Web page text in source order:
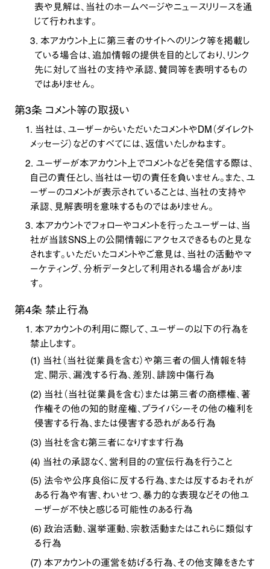
表や見解は、当社のホームページやニュースリリースを通
じて行われます。
3. 本アカウント上に第三者のサイトへのリンク等を掲載し
ている場合は、追加情報の提供を目的としており、リンク
先に対して当社の支持や承認、賛同等を表明するもの
ではありません。
第3条 コメント等の取扱い
1. 当社は、ユーザーからいただいたコメントやDM（ダイレクト
メッセージ）などのすべてには、返信いたしかねます。
2. ユーザーが本アカウント上でコメントなどを発信する際は、
自己の責任とし、当社は一切の責任を負いません。また、ユ
ーザーのコメントが表示されていることは、当社の支持や
承認、見解表明を意味するものではありません。
3. 本アカウントでフォローやコメントを行ったユーザーは、当
社が当該SNS上の公開情報にアクセスできるものと見な
されます。いただいたコメントやご意見は、当社の活動やマ
ーケティング、分析データとして利用される場合がありま
す。
第4条 禁止行為
1. 本アカウントの利用に際して、ユーザーの以下の行為を
禁止します。
(1) 当社（当社従業員を含む）や第三者の個人情報を特
定、開示、漏洩する行為、差別、誹謗中傷行為
(2) 当社（当社従業員を含む）または第三者の商標権、著
作権その他の知的財産権、プライバシーその他の権利を
侵害する行為、または侵害する恐れがある行為
(3) 当社を含む第三者になりすます行為
(4) 当社の承認なく、営利目的の宣伝行為を行うこと
(5) 法令や公序良俗に反する行為、または反するおそれが
ある行為や有害、わいせつ、暴力的な表現などその他ユ
ーザーが不快と感じる可能性のある行為
(6) 政治活動、選挙運動、宗教活動またはこれらに類似す
る行為
(7) 本アカウントの運営を妨げる行為、その他支障をきたす